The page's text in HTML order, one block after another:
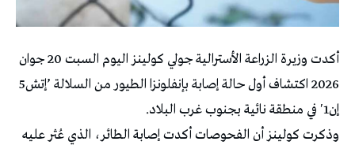
أكدت وزيرة الزراعة الأسترالية جولي كولينز اليوم ‌السبت ‌20 جوان
2026 اكتشاف ‌أول حالة إصابة بإنفلونزا الطيور من السلالة ⁠’إتش5
إن1′ في منطقة نائية بجنوب غرب البلاد.
وذكرت كولينز أن الفحوصات أكدت ⁠إصابة الطائر، الذي عُثر عليه